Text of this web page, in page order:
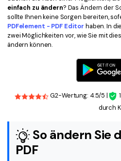
PDF OCR
PDF-Daten extrahieren
PDF freigeben
eSign PDFs rechtmäßig
Bildung
Rechtliches
Gesundheitswesen
Kontakt zum Support
Was ist NEU
Benutzerhandbuch
PDFelement für Windows
PDFelement für Mac
PDFelement für iOS
Mehr erfahren
Bewertungen
einfach zu ändern? Das Ändern der
sollte Ihnen keine Sorgen bereiten,
PDFelement - PDF Editor haben. In
zwei Möglichkeiten vor, wie Sie mit
ändern können.
G2-Wertung: 4.5/5 |
durch
So ändern Sie
PDF